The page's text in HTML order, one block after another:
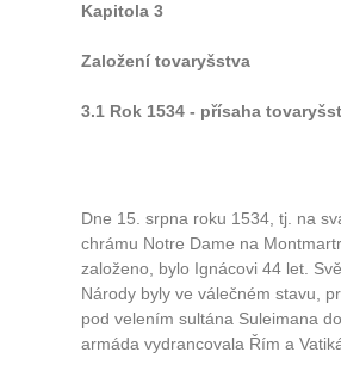
10 tipů
Kapitola 3
Založení tovaryšstva
3.1 Rok 1534 - přísaha
Dne 15. srpna roku 1534, tj. na
chrámu Notre Dame na
založeno, bylo Ignácovi 44 let.
Národy byly ve válečném stavu,
pod velením sultána Suleimana
armáda vydrancovala Řím a